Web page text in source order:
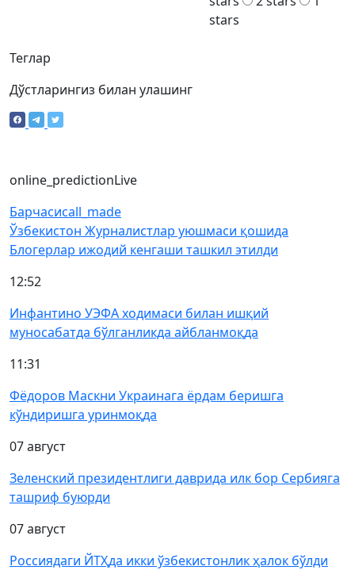
Теглар
stars
Дўстларингиз билан улашинг
online_predictionLive
Барчасиcall_made
Ўзбекистон Журналистлар уюшмаси қошида
Блогерлар ижодий кенгаши ташкил этилди
12:52
Инфантино УЭФА ходимаси билан ишқий
муносабатда бўлганликда айбланмоқда
11:31
Фёдоров Маскни Украинага ёрдам беришга
кўндиришга уринмоқда
07 август
Зеленский президентлиги даврида илк бор Сербияга
ташриф буюрди
07 август
Россиядаги ЙТҲда икки ўзбекистонлик ҳалок бўлди